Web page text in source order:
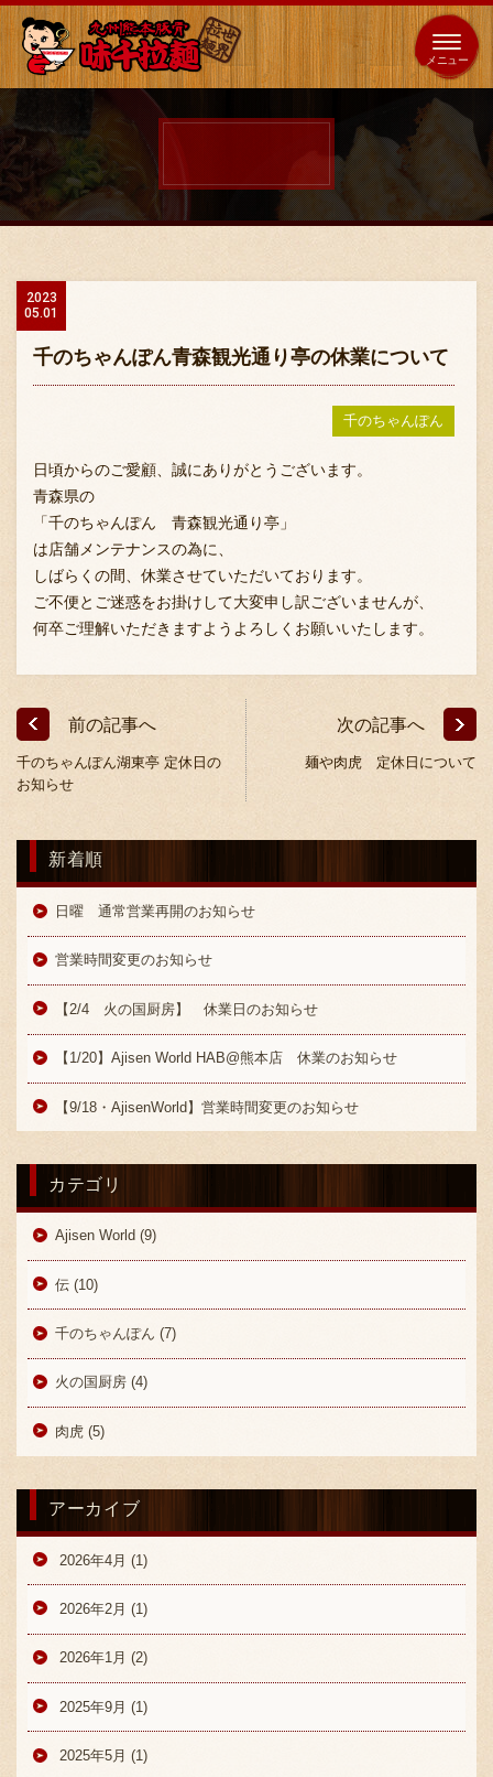
全国
展開 海外 653 店 64 店
お問い合わせ
FC加盟店募集
お知らせ
採用情報
〒869-1107 熊本県菊池郡菊陽町辛川448
TEL:
FAX:
2023
05.01
千のちゃんぽん青森観光通り亭の休業について
千のちゃんぽん
日頃からのご愛顧、誠にありがとうございます。
青森県の
「千のちゃんぽん 青森観光通り亭」
は店舗メンテナンスの為に、
しばらくの間、休業させていただいております。
ご不便とご迷惑をお掛けして大変申し訳ございませんが、
何卒ご理解いただきますようよろしくお願いいたします。
前の記事へ
千のちゃんぽん湖東亭 定休日の
お知らせ
次の記事へ
麺や肉虎 定休日について
新着順
日曜 通常営業再開のお知らせ
営業時間変更のお知らせ
【2/4 火の国厨房】 休業日のお知らせ
【1/20】Ajisen World HAB@熊本店 休業のお知らせ
【9/18・AjisenWorld】営業時間変更のお知らせ
カテゴリ
Ajisen World (9)
伝 (10)
千のちゃんぽん (7)
火の国厨房 (4)
肉虎 (5)
アーカイブ
2026年4月 (1)
2026年2月 (1)
2026年1月 (2)
2025年9月 (1)
2025年5月 (1)